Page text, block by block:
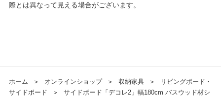
際とは異なって見える場合がございます。
ホーム ＞ オンラインショップ ＞ 収納家具 ＞
リビングボード・
サイドボード
＞
サイドボード「デコレ2」幅180cm バスウッド材シ